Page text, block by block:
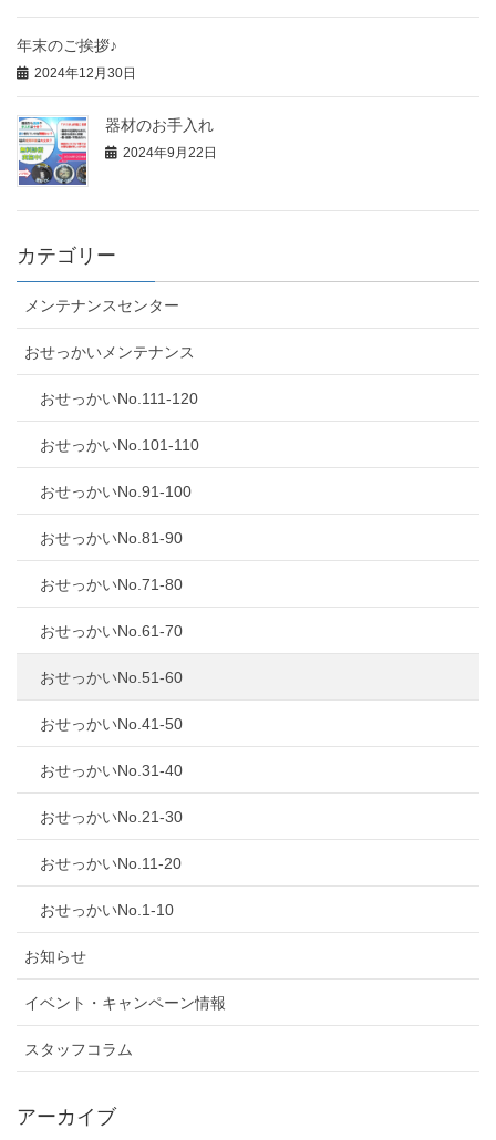
年末のご挨拶♪
2024年12月30日
器材のお手入れ
2024年9月22日
カテゴリー
メンテナンスセンター
おせっかいメンテナンス
おせっかいNo.111-120
おせっかいNo.101-110
おせっかいNo.91-100
おせっかいNo.81-90
おせっかいNo.71-80
おせっかいNo.61-70
おせっかいNo.51-60
おせっかいNo.41-50
おせっかいNo.31-40
おせっかいNo.21-30
おせっかいNo.11-20
おせっかいNo.1-10
お知らせ
イベント・キャンペーン情報
スタッフコラム
アーカイブ